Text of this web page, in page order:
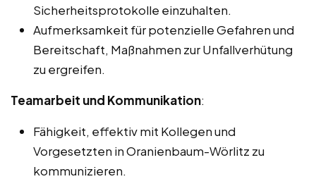
Sicherheitsprotokolle einzuhalten.
Aufmerksamkeit für potenzielle Gefahren und
Bereitschaft, Maßnahmen zur Unfallverhütung
zu ergreifen.
Teamarbeit und Kommunikation:
Fähigkeit, effektiv mit Kollegen und
Vorgesetzten in Oranienbaum-Wörlitz zu
kommunizieren.